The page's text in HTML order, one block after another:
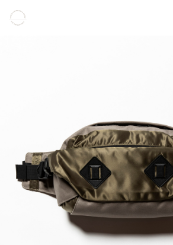
GALLERY
ONLINE STORE
STORELIST
ABOUT